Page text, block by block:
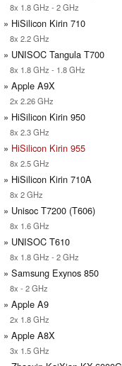
8x 1.8 GHz - 2 GHz
» HiSilicon Kirin 710
8x 2.2 GHz
» UNISOC Tangula T700
8x 1.8 GHz - 1.8 GHz
» Apple A9X
2x 2.26 GHz
» HiSilicon Kirin 950
8x 2.3 GHz
» HiSilicon Kirin 955
8x 2.5 GHz
» HiSilicon Kirin 710A
8x 2 GHz
» Unisoc T7200 (T606)
8x 1.6 GHz
» UNISOC T610
8x 1.8 GHz - 2 GHz
» Samsung Exynos 850
8x - 2 GHz
» Apple A9
2x 1.8 GHz
» Apple A8X
3x 1.5 GHz